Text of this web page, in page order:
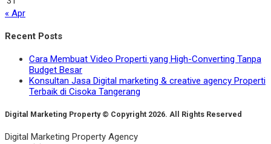
« Apr
Recent Posts
Cara Membuat Video Properti yang High-Converting Tanpa
Budget Besar
Konsultan Jasa Digital marketing & creative agency Properti
Terbaik di Cisoka Tangerang
Digital Marketing Property © Copyright 2026. All Rights Reserved
Digital Marketing Property Agency